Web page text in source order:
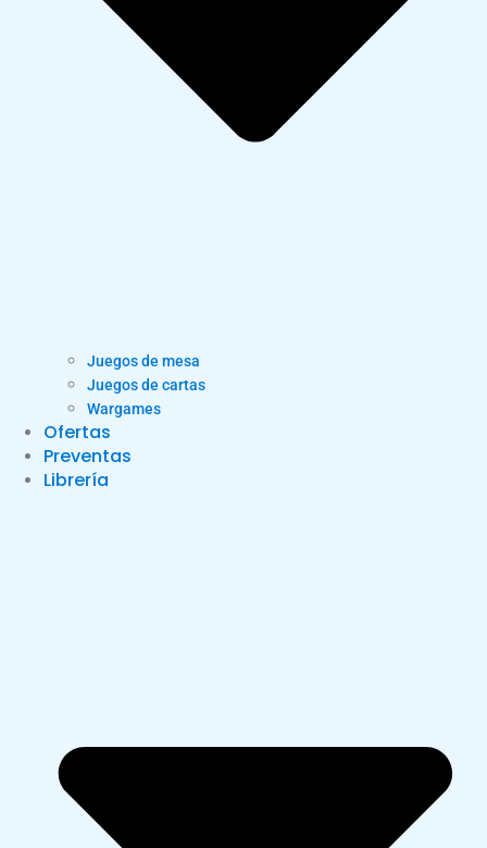
Juegos de mesa
Juegos de cartas
Wargames
Ofertas
Preventas
Librería